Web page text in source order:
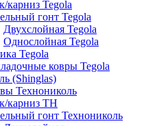
карниз Tegola
гонт Tegola
Двухслойная Tegola
Однослойная Tegola
Tegola
ковры Tegola
(Shinglas)
Технониколь
карниз ТН
гонт Технониколь